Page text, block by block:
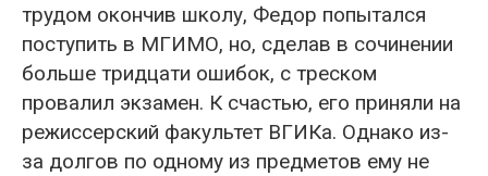
трудом окончив школу, Федор попытался
поступить в МГИМО, но, сделав в сочинении
больше тридцати ошибок, с треском
провалил экзамен. К счастью, его приняли на
режиссерский факультет ВГИКа. Однако из-
за долгов по одному из предметов ему не